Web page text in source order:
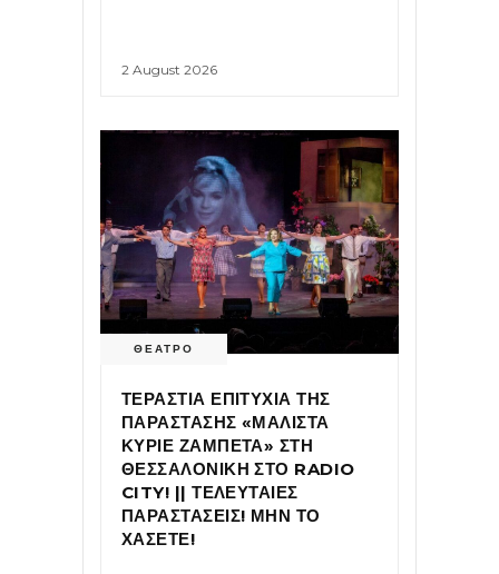
2 August 2026
ΘΕΑΤΡΟ
ΤΕΡΑΣΤΙΑ ΕΠΙΤΥΧΙΑ ΤΗΣ
ΠΑΡΑΣΤΑΣΗΣ «ΜΑΛΙΣΤΑ
ΚΥΡΙΕ ΖΑΜΠΕΤΑ» ΣΤΗ
ΘΕΣΣΑΛΟΝΙΚΗ ΣΤΟ RADIO
CITY! || ΤΕΛΕΥΤΑΙΕΣ
ΠΑΡΑΣΤΑΣΕΙΣ! ΜΗΝ ΤΟ
ΧΑΣΕΤΕ!